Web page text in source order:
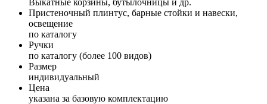
Пристеночный плинтус, барные стойки и навески,
освещение
по каталогу
Ручки
по каталогу (более 100 видов)
Размер
индивидуальный
Цена
указана за базовую комплектацию